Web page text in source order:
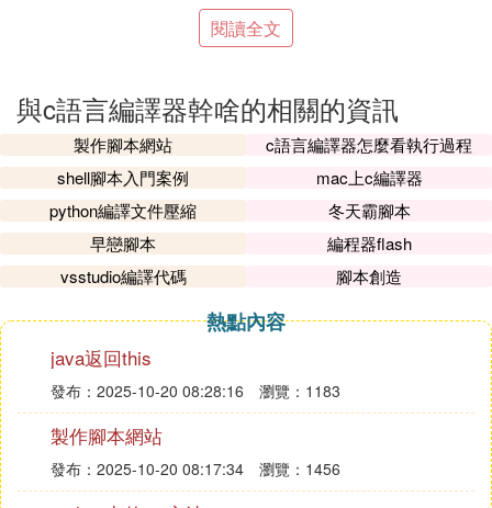
⑶ c語言編譯器是一種（）
C語言是一種結構化語言。它層次清晰，便於按模塊
化方式組織程序，易於調試和維護。C語言的表現能
力和處理能力極強。它不僅具有豐富的運算符和數據
類型，便於實現各類復雜的數據結構。它還可以直接
訪問內存的物理地址，進行位(bit)一級的操作。由於
C語言實現了對硬體的編程 操作，因此C語言集高級
語言和低級語言的功能於一體。既可用於系統軟體的
開發，也適合於應用軟體的開發。此外，C語言還具
有效率高，可移植性強等特點。
(3)c語言編譯器幹啥的擴展閱讀：
最流行的C語言編譯器有以下幾種：
1、GNU Compiler Collection 或稱GCC
閱讀全文
與c語言編譯器幹啥的相關的資訊
製作腳本網站
c語言編譯器怎麼看執行過程
shell腳本入門案例
mac上c編譯器
python編譯文件壓縮
冬天霸腳本
早戀腳本
編程器flash
vsstudio編譯代碼
腳本創造
熱點內容
java返回this
發布：2025-10-20 08:28:16 瀏覽：1183
製作腳本網站
發布：2025-10-20 08:17:34 瀏覽：1456